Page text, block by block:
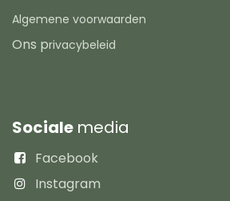
Algemene voorwaarden
Ons privacybeleid
Sociale media
Facebook
Instagram